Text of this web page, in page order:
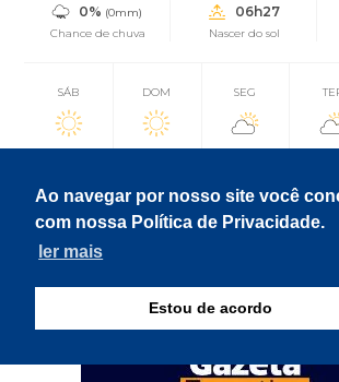
Ao navegar por nosso site você
com nossa Política de Privacidade.
ler mais
Estou de acordo
0% (0mm)
Chance de chuva
06h27
Nascer do sol
SÁB DOM SEG
Atualizado às 16h01
PUBLICIDADE